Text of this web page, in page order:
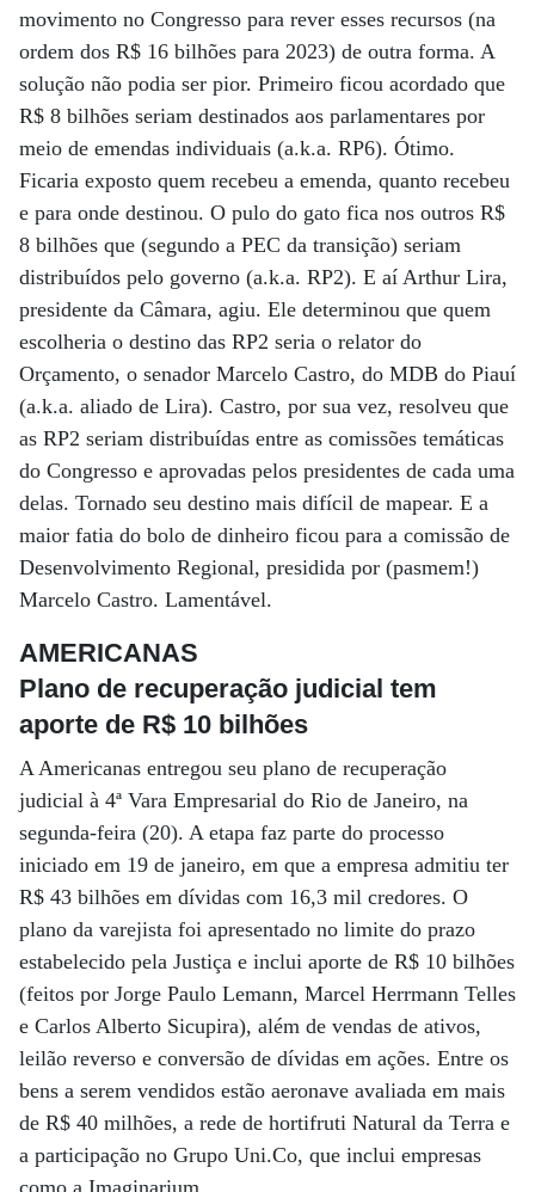
movimento no Congresso para rever esses recursos (na
ordem dos R$ 16 bilhões para 2023) de outra forma. A
solução não podia ser pior. Primeiro ficou acordado que
R$ 8 bilhões seriam destinados aos parlamentares por
meio de emendas individuais (a.k.a. RP6). Ótimo.
Ficaria exposto quem recebeu a emenda, quanto recebeu
e para onde destinou. O pulo do gato fica nos outros R$
8 bilhões que (segundo a PEC da transição) seriam
distribuídos pelo governo (a.k.a. RP2). E aí Arthur Lira,
presidente da Câmara, agiu. Ele determinou que quem
escolheria o destino das RP2 seria o relator do
Orçamento, o senador Marcelo Castro, do MDB do Piauí
(a.k.a. aliado de Lira). Castro, por sua vez, resolveu que
as RP2 seriam distribuídas entre as comissões temáticas
do Congresso e aprovadas pelos presidentes de cada uma
delas. Tornado seu destino mais difícil de mapear. E a
maior fatia do bolo de dinheiro ficou para a comissão de
Desenvolvimento Regional, presidida por (pasmem!)
Marcelo Castro. Lamentável.
AMERICANAS
Plano de recuperação judicial tem
aporte de R$ 10 bilhões
A Americanas entregou seu plano de recuperação
judicial à 4ª Vara Empresarial do Rio de Janeiro, na
segunda-feira (20). A etapa faz parte do processo
iniciado em 19 de janeiro, em que a empresa admitiu ter
R$ 43 bilhões em dívidas com 16,3 mil credores. O
plano da varejista foi apresentado no limite do prazo
estabelecido pela Justiça e inclui aporte de R$ 10 bilhões
(feitos por Jorge Paulo Lemann, Marcel Herrmann Telles
e Carlos Alberto Sicupira), além de vendas de ativos,
leilão reverso e conversão de dívidas em ações. Entre os
bens a serem vendidos estão aeronave avaliada em mais
de R$ 40 milhões, a rede de hortifruti Natural da Terra e
a participação no Grupo Uni.Co, que inclui empresas
como a Imaginarium.